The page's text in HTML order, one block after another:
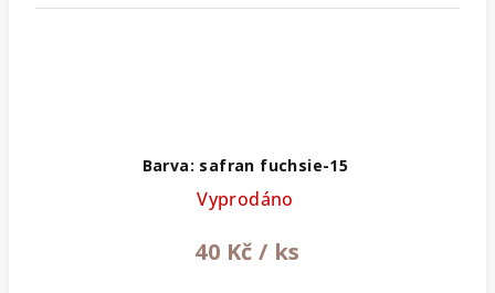
Barva: safran fuchsie-15
Vyprodáno
40 Kč / ks